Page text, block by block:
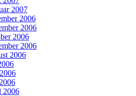
2007
2006
2006
2006
2006
2006
2006